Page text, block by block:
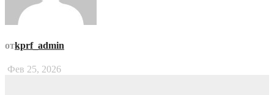
отkprf_admin
Фев 25, 2026